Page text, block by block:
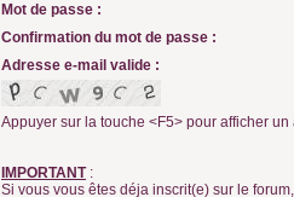
Mot de passe :
Confirmation du mot de passe :
Adresse e-mail valide :
Appuyer sur la touche <F5> pour afficher un
IMPORTANT:
Si vous vous êtes déja inscrit(e) sur le